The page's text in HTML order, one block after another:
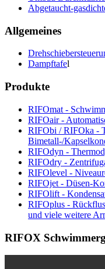
Abgetaucht-
Allgemeines
Dampftafel
Produkte
RIFOmat -
RIFOair -
RIFObi / RIFOka -
Bimetall-/
RIFOdyn -
RIFOdry -
RIFOlevel -
RIFOjet - Düsen-
RIFOlift -
RIFOplus -
und viele weitere
RIFOX